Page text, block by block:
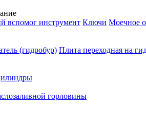
вспомог инструмент Ключи Моечное
(гидробур) Плита переходная на
горловины